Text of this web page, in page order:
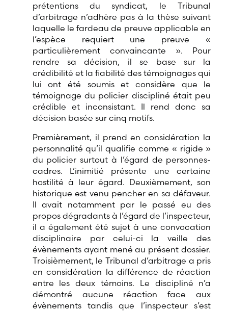
prétentions du syndicat, le Tribunal
d’arbitrage n’adhère pas à la thèse suivant
laquelle le fardeau de preuve applicable en
l’espèce requiert une preuve «
particulièrement convaincante ». Pour
rendre sa décision, il se base sur la
crédibilité et la fiabilité des témoignages qui
lui ont été soumis et considère que le
témoignage du policier discipliné était peu
crédible et inconsistant. Il rend donc sa
décision basée sur cinq motifs.
Premièrement, il prend en considération la
personnalité qu’il qualifie comme « rigide »
du policier surtout à l’égard de personnes-
cadres. L’inimitié présente une certaine
hostilité à leur égard. Deuxièmement, son
historique est venu pencher en sa défaveur.
Il avait notamment par le passé eu des
propos dégradants à l’égard de l’inspecteur,
il a également été sujet à une convocation
disciplinaire par celui-ci la veille des
évènements ayant mené au présent dossier.
Troisièmement, le Tribunal d’arbitrage a pris
en considération la différence de réaction
entre les deux témoins. Le discipliné n’a
démontré aucune réaction face aux
évènements tandis que l’inspecteur s’est